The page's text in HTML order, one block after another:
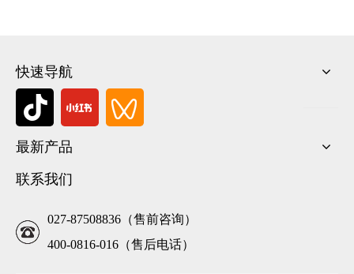
快速导航
最新产品
联系我们
027-87508836（售前咨询）
400-0816-016（售后电话）